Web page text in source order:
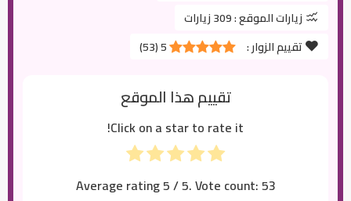
زيارات الموقع :309 زيارات
تقييم الزوار :
5
(
53
)
تقييم هذا الموقع
Click on a star to rate it!
Average rating5/ 5. Vote count:53